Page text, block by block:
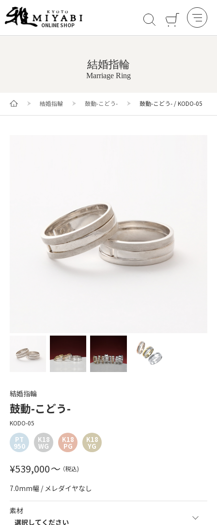
ONLINE SHOP
結婚指輪
Marriage Ring
結婚指輪 鼓動-こどう- 鼓動-こどう- / KODO-05
結婚指輪
鼓動-こどう-
KODO-05
PT
950
K18
WG
K18
PG
K18
YG
¥539,000〜（税込)
7.0mm幅 / メレダイヤなし
素材
選択してください